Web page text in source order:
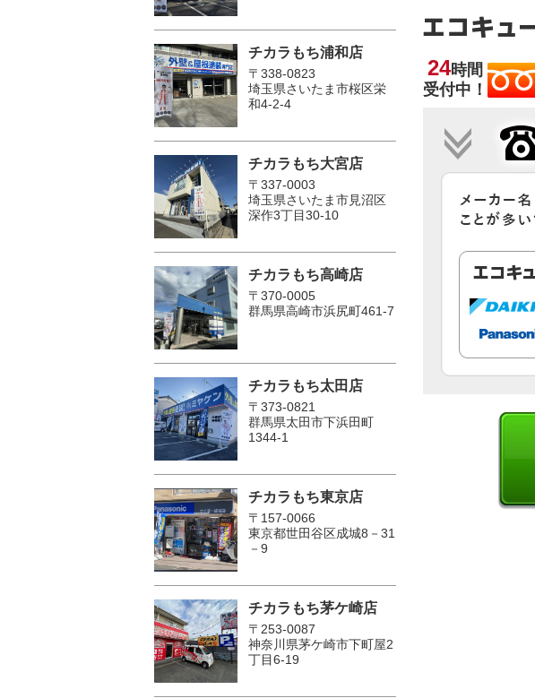
24時間
受付中！
チカラもち浦和店
〒338-0823
埼玉県さいたま市桜区栄
和4-2-4
チカラもち大宮店
〒337-0003
埼玉県さいたま市見沼区
深作3丁目30-10
チカラもち高崎店
〒370-0005
群馬県高崎市浜尻町461-7
チカラもち太田店
〒373-0821
群馬県太田市下浜田町
1344-1
チカラもち東京店
〒157-0066
東京都世田谷区成城8－31
－9
チカラもち茅ケ崎店
〒253-0087
神奈川県茅ケ崎市下町屋2
丁目6-19